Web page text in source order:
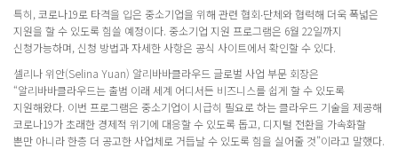
특히, 코로나19로 타격을 입은 중소기업을 위해 관련 협회∙단체와 협력해 더욱 폭넓은
지원을 할 수 있도록 힘쓸 예정이다. 중소기업 지원 프로그램은 6월 22일까지
신청가능하며, 신청 방법과 자세한 사항은 공식 사이트에서 확인할 수 있다.
셀리나 위안(Selina Yuan) 알리바바클라우드 글로벌 사업 부문 회장은
“알리바바클라우드는 출범 이래 세계 어디서든 비즈니스를 쉽게 할 수 있도록
지원해왔다. 이번 프로그램은 중소기업이 시급히 필요로 하는 클라우드 기술을 제공해
코로나19가 초래한 경제적 위기에 대응할 수 있도록 돕고, 디지털 전환을 가속화할
뿐만 아니라 한층 더 공고한 사업체로 거듭날 수 있도록 힘을 실어줄 것”이라고 말했다.